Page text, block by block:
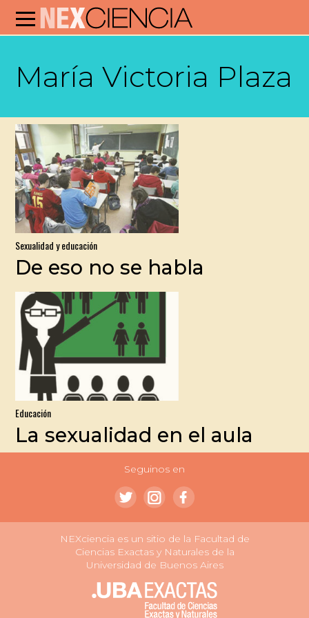
María Victoria Plaza
Sexualidad y educación
De eso no se habla
Educación
La sexualidad en el aula
Seguinos en
NEXciencia es un sitio de la Facultad de
Ciencias Exactas y Naturales de la
Universidad de Buenos Aires